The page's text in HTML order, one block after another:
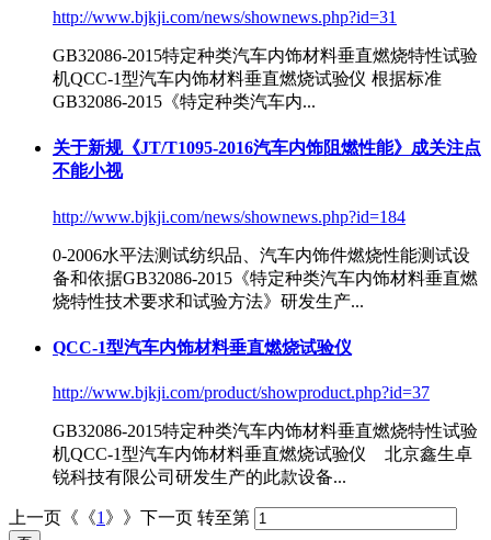
http://www.bjkji.com/news/shownews.php?id=31
GB32086-2015特定种类汽车内饰材料垂直燃烧特性试验
机QCC-1型汽车内饰材料垂直燃烧试验仪 根据标准
GB32086-2015 《特定种类汽车内...
关于新规《JT/T1095-2016汽车内饰阻燃性能》成关注点
不能小视
http://www.bjkji.com/news/shownews.php?id=184
0-2006水平法测试纺织品、汽车内饰件燃烧性能测试设
备和依据GB32086-2015 《特定种类汽车内饰材料垂直燃
烧特性技术要求和试验方法》研发生产...
QCC-1型汽车内饰材料垂直燃烧试验仪
http://www.bjkji.com/product/showproduct.php?id=37
GB32086-2015特定种类汽车内饰材料垂直燃烧特性试验
机QCC-1型汽车内饰材料垂直燃烧试验仪 北京鑫生卓
锐科技有限公司研发生产的此款设备...
上一页《《1 》》下一页 转至第